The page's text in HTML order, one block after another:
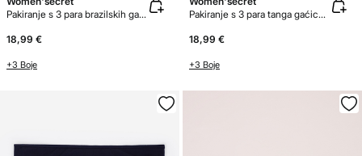
Pakiranje s 3 para brazilskih gaćica od mikrofibre
18,99 €
+3 Boje
Pakiranje s 3 para tanga gaćica od mikrofibre
18,99 €
+3 Boje